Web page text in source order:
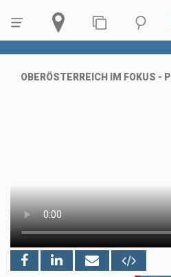
OBERÖSTERREICH IM FOKUS -